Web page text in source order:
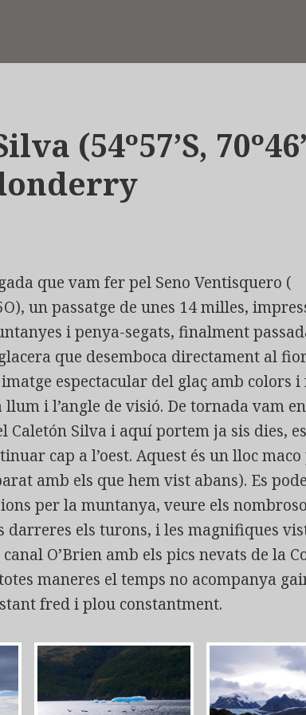
(54º57’S,
que vam fer pel Seno Ventisquero (
un passatge de unes 14 milles,
i penya-segats, finalment
que desemboca directament al
espectacular del glaç amb colors i
llum i l’angle de visió. De tornada vam
Caletón Silva i aquí portem ja sis dies,
cap a l’oest. Aquest és un lloc
amb els que hem vist abans). Es
per la muntanya, veure els
darreres els turons, i les magnifiques
O’Brien amb els pics nevats de la
maneres el temps no acompanya
fred i plou constantment.